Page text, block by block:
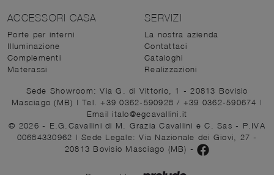
ACCESSORI CASA
Porte per interni
Illuminazione
Complementi
Materassi
SERVIZI
La nostra azienda
Contattaci
Cataloghi
Realizzazioni
Sede Showroom: Via G. di Vittorio, 1 - 20813 Bovisio
Masciago (MB) | Tel. +39 0362-590928/ +39 0362-590674 |
Email italo@egcavallini.it
© 2026 - E.G.Cavallini di M. Grazia Cavallini e C. Sas - P.IVA
00684330962 | Sede Legale: Via Nazionale dei Giovi, 27 -
20813 Bovisio Masciago (MB) -